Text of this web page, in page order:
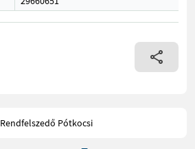
Rendfelszedő Pótkocsi